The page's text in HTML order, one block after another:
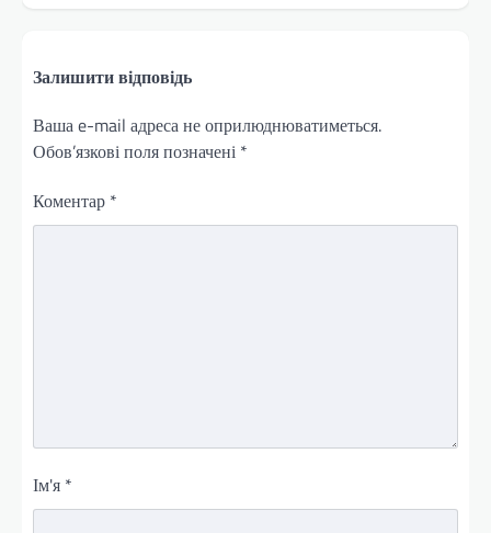
Залишити відповідь
Ваша e-mail адреса не оприлюднюватиметься.
Обов’язкові поля позначені *
Коментар *
Ім'я *